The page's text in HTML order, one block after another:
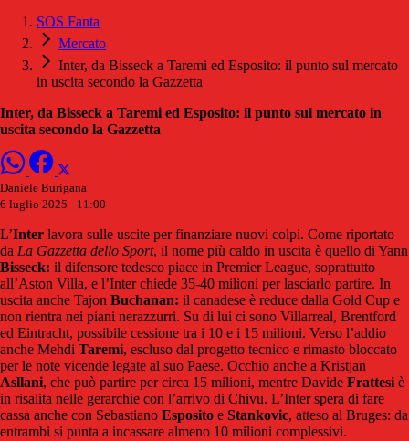
SOS Fanta
Mercato
Inter, da Bisseck a Taremi ed Esposito: il punto sul mercato
in uscita secondo la Gazzetta
Inter, da Bisseck a Taremi ed Esposito: il punto sul mercato in
uscita secondo la Gazzetta
Daniele Burigana
6 luglio 2025 - 11:00
L’Inter lavora sulle uscite per finanziare nuovi colpi. Come riportato
da La Gazzetta dello Sport, il nome più caldo in uscita è quello di Yann
Bisseck: il difensore tedesco piace in Premier League, soprattutto
all’Aston Villa, e l’Inter chiede 35-40 milioni per lasciarlo partire. In
uscita anche Tajon Buchanan: il canadese è reduce dalla Gold Cup e
non rientra nei piani nerazzurri. Su di lui ci sono Villarreal, Brentford
ed Eintracht, possibile cessione tra i 10 e i 15 milioni. Verso l’addio
anche Mehdi Taremi, escluso dal progetto tecnico e rimasto bloccato
per le note vicende legate al suo Paese. Occhio anche a Kristjan
Asllani, che può partire per circa 15 milioni, mentre Davide Frattesi è
in risalita nelle gerarchie con l’arrivo di Chivu. L’Inter spera di fare
cassa anche con Sebastiano Esposito e Stankovic, atteso al Bruges: da
entrambi si punta a incassare almeno 10 milioni complessivi.